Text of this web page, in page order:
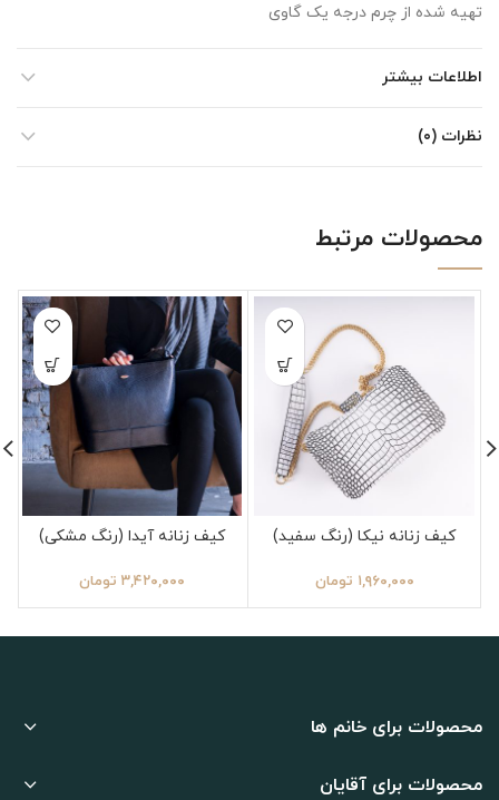
تهیه شده از چرم درجه یک گاوی
اطلاعات بیشتر
نظرات (۰)
محصولات مرتبط
کیف زنانه نیکا (رنگ سفید)
۱,۹۶۰,۰۰۰ تومان
کیف زنانه آیدا (رنگ مشکی)
۳,۴۲۰,۰۰۰ تومان
محصولات برای خانم ها
محصولات برای آقایان